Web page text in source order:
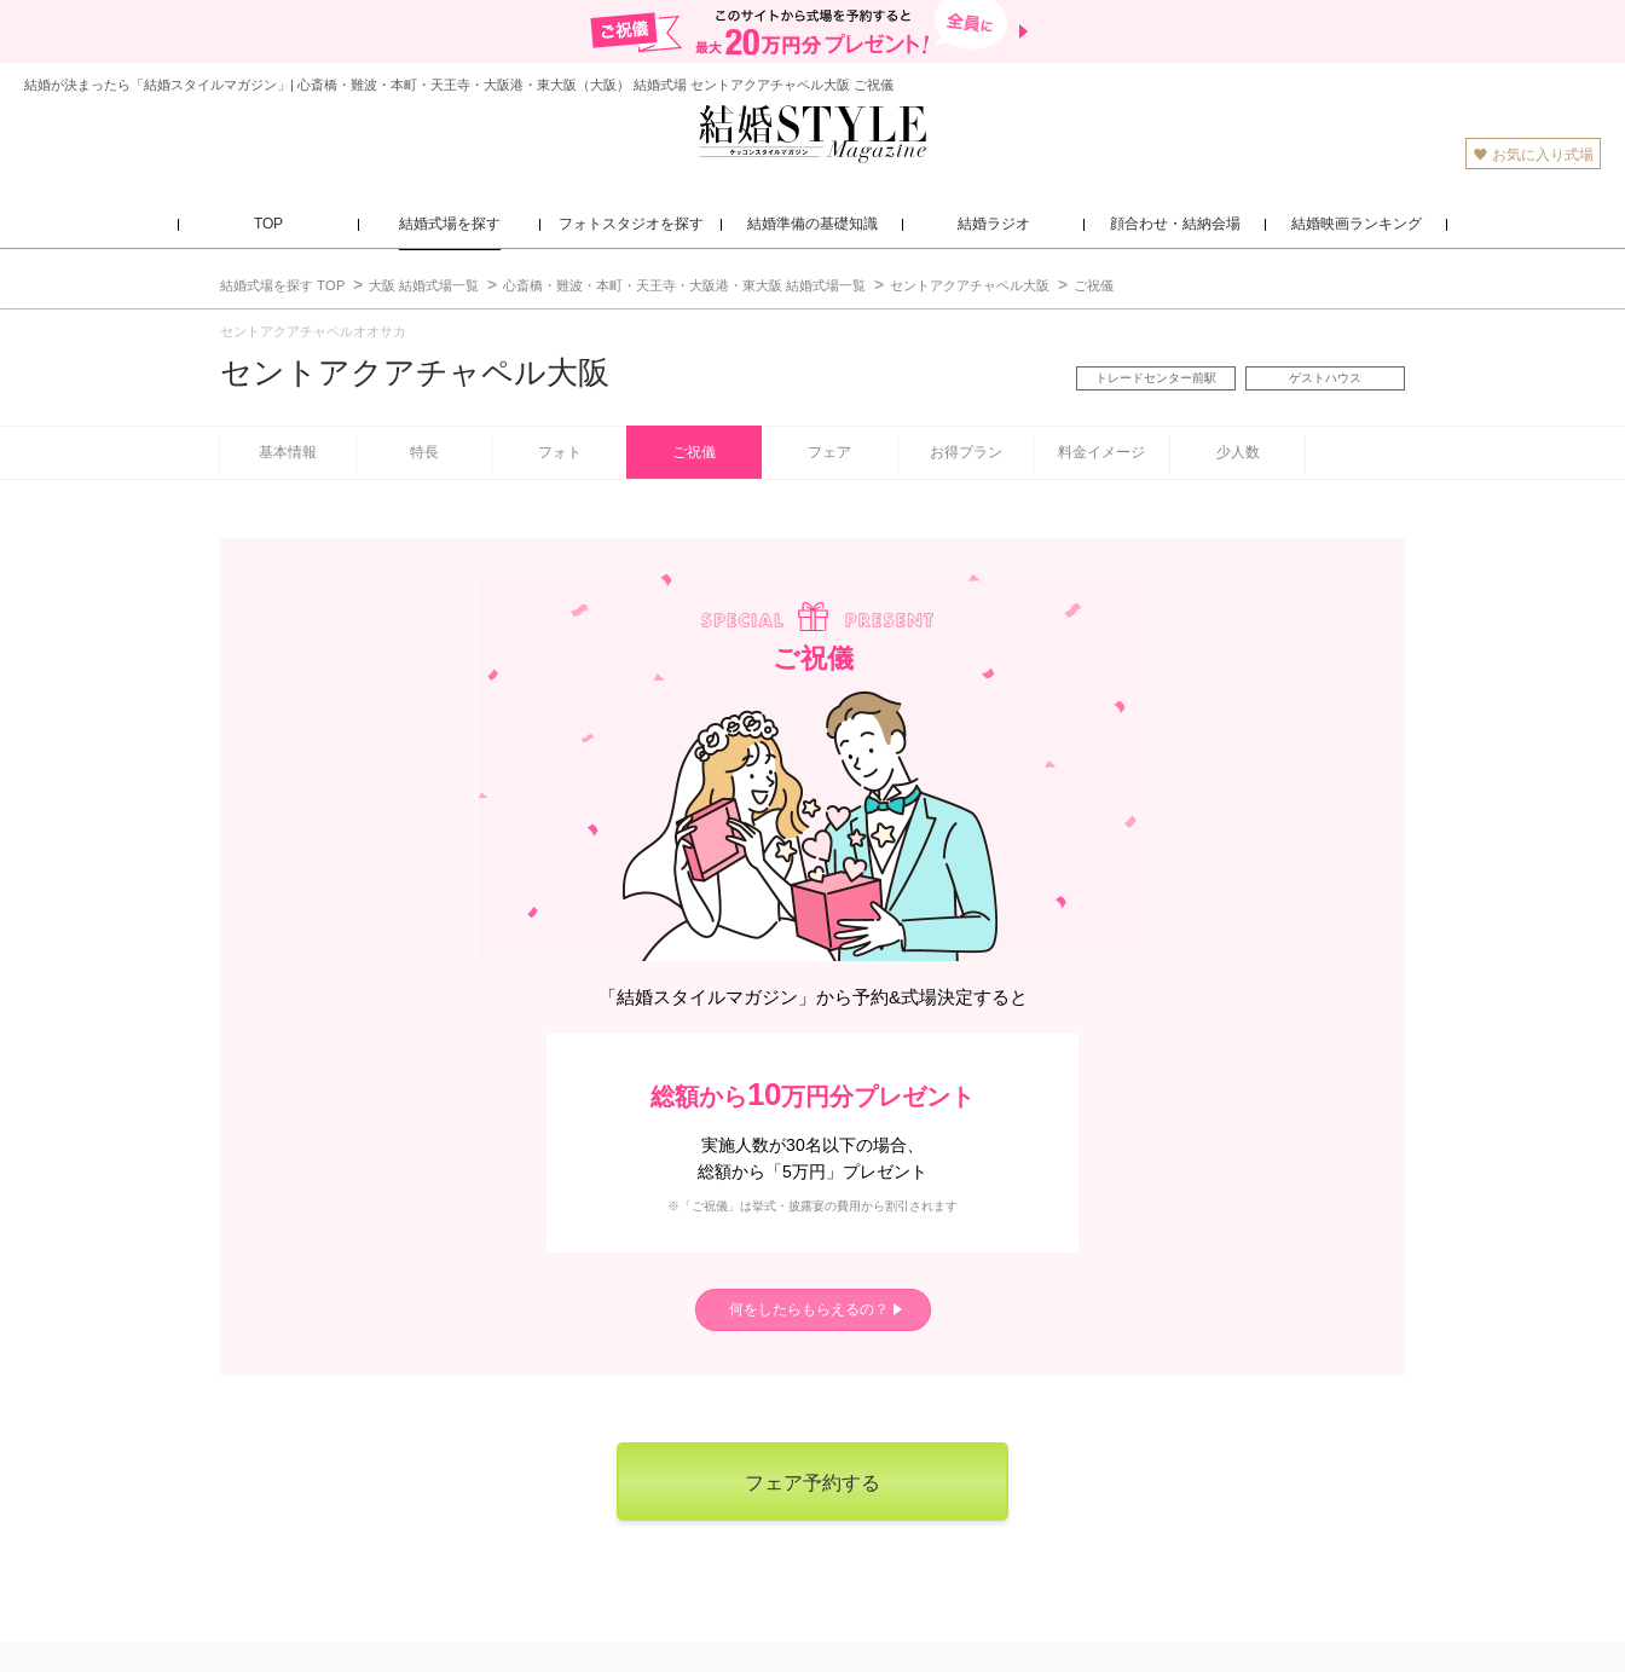
結婚が決まったら「結婚スタイルマガジン」| 心斎橋・難波・本町・天王寺・大阪港・東大阪（大阪） 結婚式場 セントアクアチャペル大阪 ご祝儀
お気に入り式場
TOP 結婚式場を探す フォトスタジオを探す 結婚準備の基礎知識 結婚ラジオ 顔合わせ・結納会場 結婚映画ランキング
結婚式場を探す TOP 大阪 結婚式場一覧 心斎橋・難波・本町・天王寺・大阪港・東大阪 結婚式場一覧 セントアクアチャペル大阪 ご祝儀
セントアクアチャペルオオサカ
セントアクアチャペル大阪 トレードセンター前駅 ゲストハウス
基本情報 特長 フォト ご祝儀 フェア お得プラン 料金イメージ 少人数
ご祝儀
「結婚スタイルマガジン」から予約&式場決定すると
総額から10万円分プレゼント
実施人数が30名以下の場合、
総額から「5万円」プレゼント
※「ご祝儀」は挙式・披露宴の費用から割引されます
何をしたらもらえるの？
フェア予約する